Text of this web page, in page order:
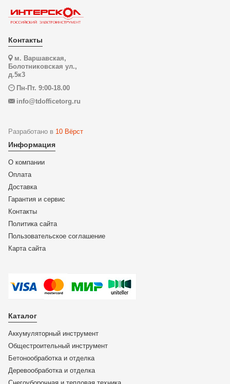
Контакты
м. Варшавская,
Болотниковская ул.,
д.5к3
Пн-Пт. 9:00-18.00
info@tdofficetorg.ru
Разработано в 10 Вёрст
Информация
О компании
Оплата
Доставка
Гарантия и сервис
Контакты
Политика сайта
Пользовательское соглашение
Карта сайта
Каталог
Аккумуляторный инструмент
Общестроительный инструмент
Бетонообработка и отделка
Деревообработка и отделка